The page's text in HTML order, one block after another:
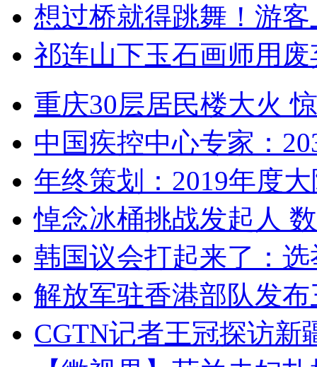
想过桥就得跳舞！游客
祁连山下玉石画师用
重庆30层居民楼大火
中国疾控中心专家：
年终策划：2019年度
悼念冰桶挑战发起人
韩国议会打起来了：
解放军驻香港部队发
CGTN记者王冠探访新